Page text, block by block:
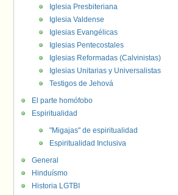
Iglesia Presbiteriana
Iglesia Valdense
Iglesias Evangélicas
Iglesias Pentecostales
Iglesias Reformadas (Calvinistas)
Iglesias Unitarias y Universalistas
Testigos de Jehová
El parte homófobo
Espiritualidad
"Migajas" de espiritualidad
Espiritualidad Inclusiva
General
Hinduísmo
Historia LGTBI